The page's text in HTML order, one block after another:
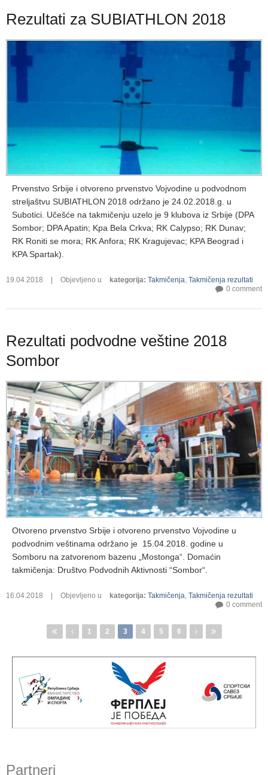
Rezultati za SUBIATHLON 2018
Prvenstvo Srbije i otvoreno prvenstvo Vojvodine u podvodnom
streljaštvu SUBIATHLON 2018 održano je 24.02.2018.g. u
Subotici. Učešće na takmičenju uzelo je 9 klubova iz Srbije (DPA
Sombor; DPA Apatin; Kpa Bela Crkva; RK Calypso; RK Dunav;
RK Roniti se mora; RK Anfora; RK Kragujevac; KPA Beograd i
KPA Spartak).
19.04.2018 Objevljeno u kategorija: Takmičenja, Takmičenja rezultati
0 comment
Rezultati podvodne veštine 2018
Sombor
Otvoreno prvenstvo Srbije i otvoreno prvenstvo Vojvodine u
podvodnim veštinama održano je 15.04.2018. godine u
Somboru na zatvorenom bazenu „Mostonga“. Domaćin
takmičenja: Društvo Podvodnih Aktivnosti “Sombor“.
16.04.2018 | Objevljeno u kategorija: Takmičenja Takmičenja rezultati
0 comment
Pages 1 2 3 4 5 6
Partneri